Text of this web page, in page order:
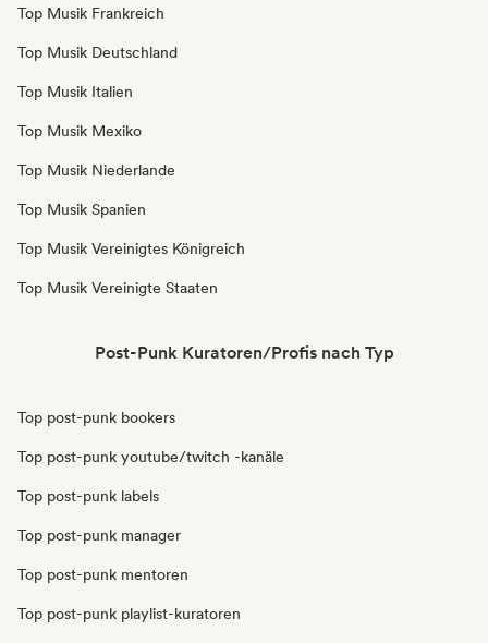
Top Musik Frankreich
Top Musik Deutschland
Top Musik Italien
Top Musik Mexiko
Top Musik Niederlande
Top Musik Spanien
Top Musik Vereinigtes Königreich
Top Musik Vereinigte Staaten
Post-Punk Kuratoren/Profis nach Typ
Top post-punk bookers
Top post-punk youtube/twitch -kanäle
Top post-punk labels
Top post-punk manager
Top post-punk mentoren
Top post-punk playlist-kuratoren